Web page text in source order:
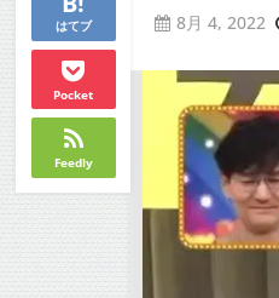
はてブ
Pocket
Feedly
8月 4, 2022